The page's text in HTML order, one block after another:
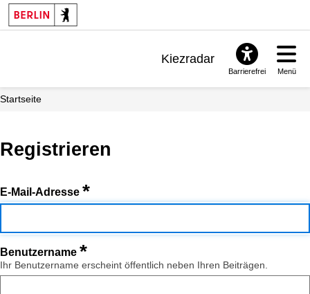
Kiezradar
Barrierefrei Menü
Startseite
Registrieren
E-Mail-Adresse *
Benutzername *
Ihr Benutzername erscheint öffentlich neben Ihren Beiträgen.